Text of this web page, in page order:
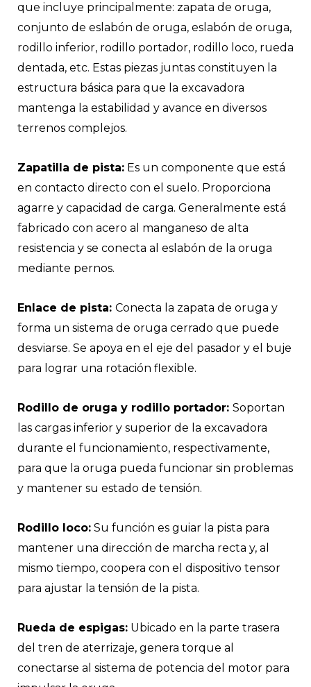
que incluye principalmente: zapata de oruga,
conjunto de eslabón de oruga, eslabón de oruga,
rodillo inferior, rodillo portador, rodillo loco, rueda
dentada, etc. Estas piezas juntas constituyen la
estructura básica para que la excavadora
mantenga la estabilidad y avance en diversos
terrenos complejos.
Zapatilla de pista: Es un componente que está
en contacto directo con el suelo. Proporciona
agarre y capacidad de carga. Generalmente está
fabricado con acero al manganeso de alta
resistencia y se conecta al eslabón de la oruga
mediante pernos.
Enlace de pista: Conecta la zapata de oruga y
forma un sistema de oruga cerrado que puede
desviarse. Se apoya en el eje del pasador y el buje
para lograr una rotación flexible.
Rodillo de oruga y rodillo portador: Soportan
las cargas inferior y superior de la excavadora
durante el funcionamiento, respectivamente,
para que la oruga pueda funcionar sin problemas
y mantener su estado de tensión.
Rodillo loco: Su función es guiar la pista para
mantener una dirección de marcha recta y, al
mismo tiempo, coopera con el dispositivo tensor
para ajustar la tensión de la pista.
Rueda de espigas: Ubicado en la parte trasera
del tren de aterrizaje, genera torque al
conectarse al sistema de potencia del motor para